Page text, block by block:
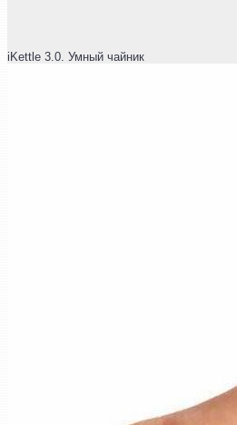
iKettle 3.0. Умный чайник